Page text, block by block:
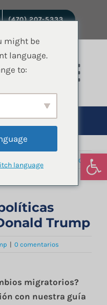
Abrir
(470) 207-5333
de
de Donald
de Donald Trump
Anterior Próximo
Trump
| 0 comentarios
migratorios?
con nuestra guía
might be
language.
to:
language